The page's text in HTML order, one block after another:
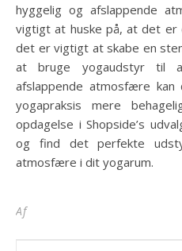
hyggelig og afslappende
vigtigt at huske på, at det er
det er vigtigt at skabe en
at bruge yogaudstyr til
afslappende atmosfære
yogapraksis mere
opdagelse i Shopside’s
og find det perfekte
atmosfære i dit yogarum.
Af